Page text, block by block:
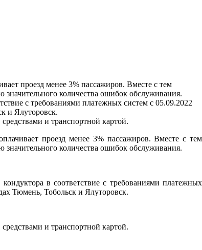
проезд менее 3% пассажиров. Вместе с тем
значительного количества ошибок обслуживания.
с требованиями платежных систем с 05.09.2022
и Ялуторовск.
и транспортной картой.
проезд менее 3% пассажиров. Вместе с тем
значительного количества ошибок обслуживания.
в соответствие с требованиями платежных
Тюмень, Тобольск и Ялуторовск.
и транспортной картой.